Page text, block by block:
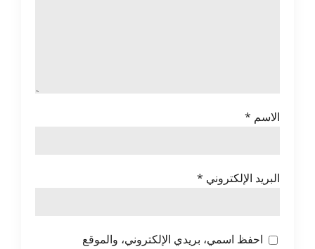
الاسم *
البريد الإلكتروني *
احفظ اسمي، بريدي الإلكتروني، والموقع